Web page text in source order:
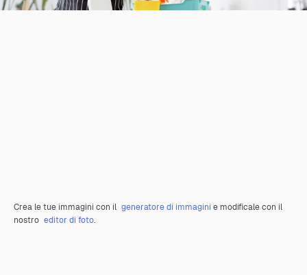
Crea le tue immagini con il generatore di immagini e modificale con il
nostro editor di foto.